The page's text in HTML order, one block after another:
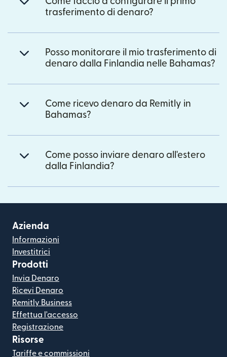
trasferimento di denaro?
Posso monitorare il mio trasferimento di
denaro dalla Finlandia nelle Bahamas?
Come ricevo denaro da Remitly in
Bahamas?
Come posso inviare denaro all'estero
dalla Finlandia?
Azienda
Informazioni
Investitrici
Prodotti
Invia Denaro
Ricevi Denaro
Remitly Business
Effettua l'accesso
Registrazione
Risorse
Tariffe e commissioni